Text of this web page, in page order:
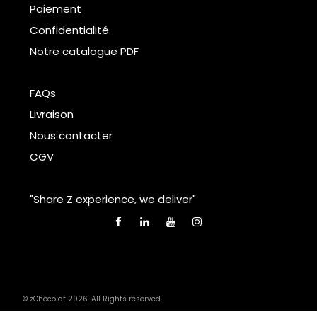
Paiement
Confidentialité
Notre catalogue PDF
FAQs
Livraison
Nous contacter
CGV
"Share Z experience, we deliver"
© zChocolat 2026. All Rights reserved.